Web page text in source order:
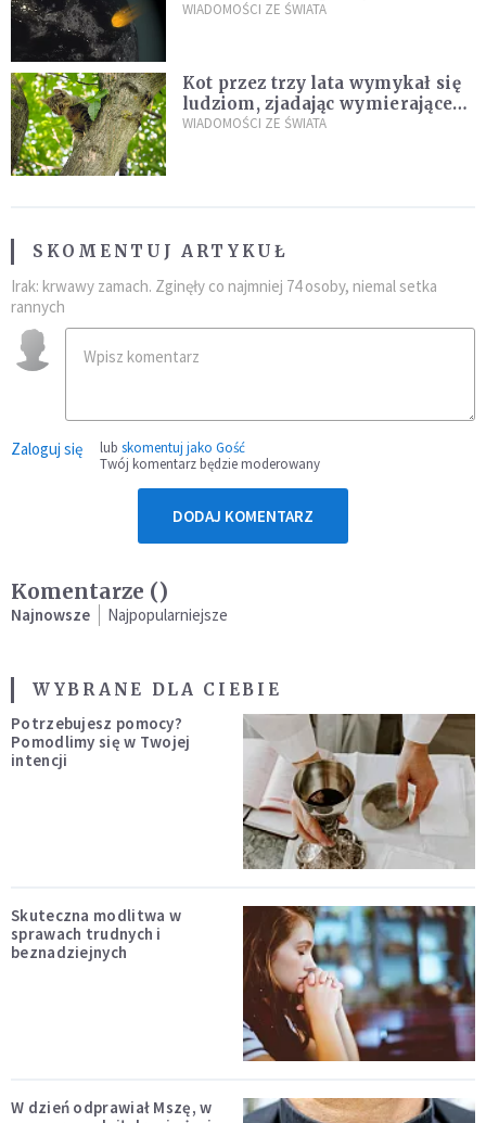
zagrożenia
WIADOMOŚCI ZE ŚWIATA
Kot przez trzy lata wymykał się
ludziom, zjadając wymierające
kaczki. W końcu popełnił
WIADOMOŚCI ZE ŚWIATA
SKOMENTUJ ARTYKUŁ
Irak: krwawy zamach. Zginęły co najmniej 74 osoby, niemal setka
rannych
Zaloguj się lub skomentuj jako Gość
Twój komentarz będzie moderowany
DODAJ KOMENTARZ
Komentarze ()
Najnowsze Najpopularniejsze
WYBRANE DLA CIEBIE
Potrzebujesz pomocy?
Pomodlimy się w Twojej
intencji
Skuteczna modlitwa w
sprawach trudnych i
beznadziejnych
W dzień odprawiał Mszę, w